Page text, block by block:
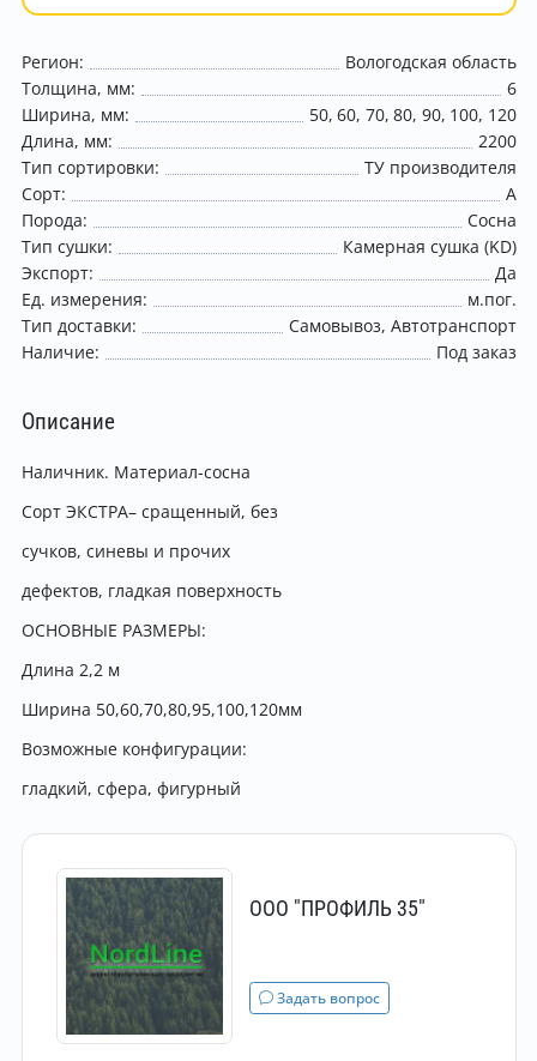
Регион:
Вологодская область
Толщина, мм:
6
Ширина, мм:
50 60 70 80 90 100 120
Длина, мм:
2200
Тип сортировки:
ТУ производителя
Сорт:
A
Порода:
Сосна
Тип сушки:
Камерная сушка (KD)
Экспорт:
Да
Ед. измерения:
м.пог.
Тип доставки:
Самовывоз Автотранспорт
Наличие:
Под заказ
Описание
Наличник. Материал-сосна
Сорт ЭКСТРА– сращенный, без
сучков, синевы и прочих
дефектов, гладкая поверхность
ОСНОВНЫЕ РАЗМЕРЫ:
Длина 2,2 м
Ширина 50,60,70,80,95,100,120мм
Возможные конфигурации:
гладкий, сфера, фигурный
ООО "ПРОФИЛЬ 35"
Задать вопрос